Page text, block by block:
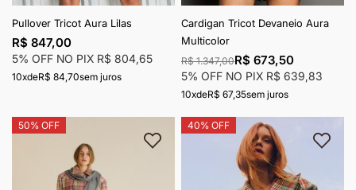
Pullover Tricot Aura Lilas
R$ 847,00
5% OFF NO PIX R$ 804,65
10xdeR$ 84,70sem juros
Cardigan Tricot Devaneio Aura
Multicolor
R$ 1.347,00R$ 673,50
5% OFF NO PIX R$ 639,83
10xdeR$ 67,35sem juros
50% OFF
Adicionar à lista de desejos
40% OFF